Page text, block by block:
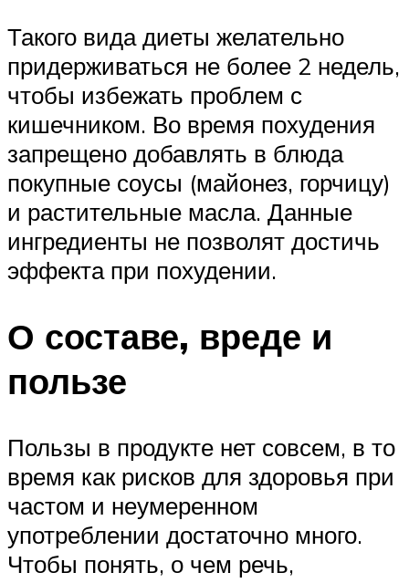
Такого вида диеты желательно
придерживаться не более 2 недель,
чтобы избежать проблем с
кишечником. Во время похудения
запрещено добавлять в блюда
покупные соусы (майонез, горчицу)
и растительные масла. Данные
ингредиенты не позволят достичь
эффекта при похудении.
О составе, вреде и
пользе
Пользы в продукте нет совсем, в то
время как рисков для здоровья при
частом и неумеренном
употреблении достаточно много.
Чтобы понять, о чем речь,